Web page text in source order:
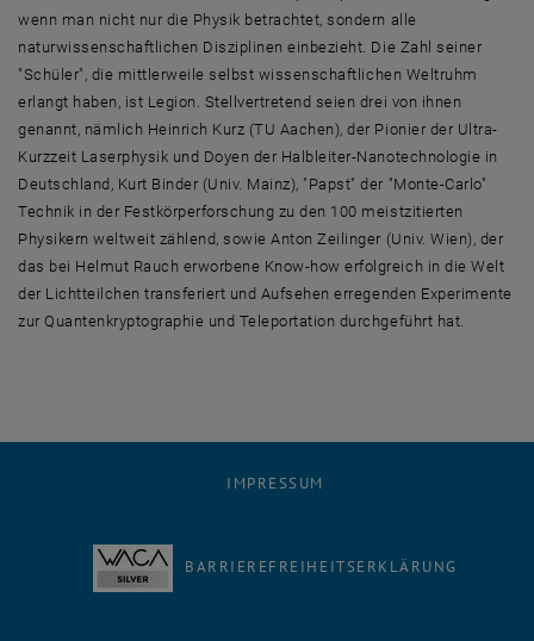
wenn man nicht nur die Physik betrachtet, sondern alle
naturwissenschaftlichen Disziplinen einbezieht. Die Zahl seiner
"Schüler", die mittlerweile selbst wissenschaftlichen Weltruhm
erlangt haben, ist Legion. Stellvertretend seien drei von ihnen
genannt, nämlich Heinrich Kurz (TU Aachen), der Pionier der Ultra-
Kurzzeit Laserphysik und Doyen der Halbleiter-Nanotechnologie in
Deutschland, Kurt Binder (Univ. Mainz), "Papst" der "Monte-Carlo"
Technik in der Festkörperforschung zu den 100 meistzitierten
Physikern weltweit zählend, sowie Anton Zeilinger (Univ. Wien), der
das bei Helmut Rauch erworbene Know-how erfolgreich in die Welt
der Lichtteilchen transferiert und Aufsehen erregenden Experimente
zur Quantenkryptographie und Teleportation durchgeführt hat.
IMPRESSUM
BARRIEREFREIHEITSERKLÄRUNG